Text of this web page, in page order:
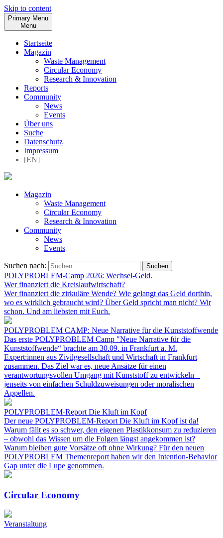
Skip to content
Primary Menu
Menu
Startseite
Magazin
Waste Management
Circular Economy
Research & Innovation
Reports
Community
News
Events
Über uns
Suche
Datenschutz
Impressum
[EN]
Magazin
Waste Management
Circular Economy
Research & Innovation
Community
News
Events
Suchen nach:
POLYPROBLEM-Camp 2026: Wechsel-Geld.
Wer finanziert die Kreislaufwirtschaft?
Wer finanziert die zirkuläre Wende? Wie gelangt das Geld dorthin,
wo es wirklich gebraucht wird? Über Geld spricht man nicht? Wir
schon. Und am liebsten mit Euch.
POLYPROBLEM CAMP: Neue Narrative für die Kunststoffwende
Das erste POLYPROBLEM Camp "Neue Narrative für die
Kunststoffwende“ brachte am 30.09. in Frankfurt a. M.
Expert:innen aus Zivilgesellschaft und Wirtschaft in Frankfurt
zusammen. Das Ziel war es, neue Ansätze für einen
verantwortungsvollen Umgang mit Kunststoff zu entwickeln –
jenseits von einfachen Schuldzuweisungen oder moralischen
Appellen.
POLYPROBLEM-Report Die Kluft im Kopf
Der neue POLYPROBLEM-Report Die Kluft im Kopf ist da!
Warum fällt es so schwer, den eigenen Plastikkonsum zu reduzieren
– obwohl das Wissen um die Folgen längst angekommen ist?
Warum bleiben gute Vorsätze oft ohne Wirkung? Für den neuen
POLYPROBLEM Themenreport haben wir den Intention-Behavior
Gap unter die Lupe genommen.
Circular Economy
Veranstaltung